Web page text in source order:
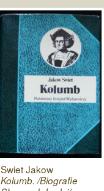
Swiet Jakow
Kolumb. /Biografie